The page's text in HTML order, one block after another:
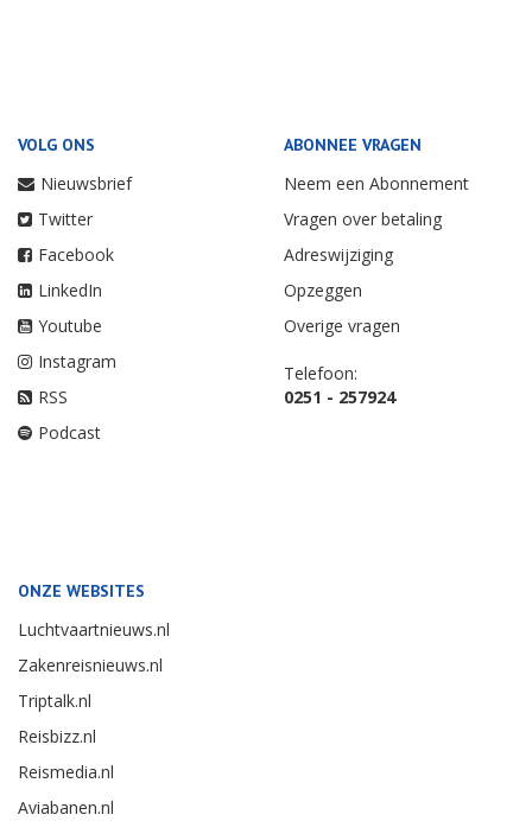
VOLG ONS
Nieuwsbrief
Twitter
Facebook
LinkedIn
Youtube
Instagram
RSS
Podcast
ABONNEE VRAGEN
Neem een Abonnement
Vragen over betaling
Adreswijziging
Opzeggen
Overige vragen
Telefoon:
0251 - 257924
ONZE WEBSITES
Luchtvaartnieuws.nl
Zakenreisnieuws.nl
Triptalk.nl
Reisbizz.nl
Reismedia.nl
Aviabanen.nl